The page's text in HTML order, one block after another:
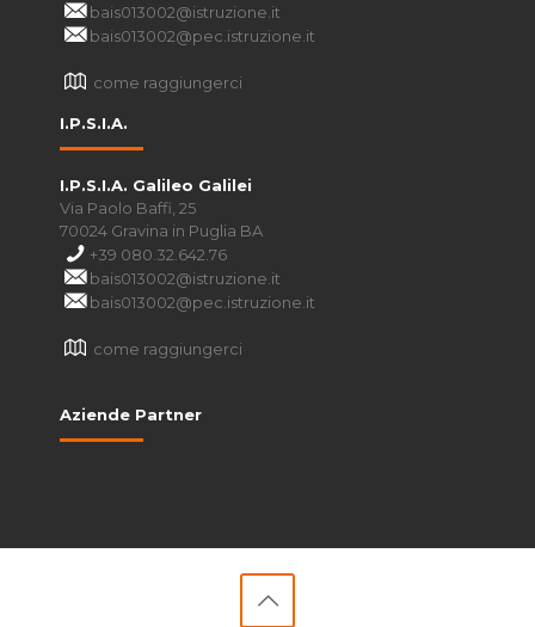
bais013002@istruzione.it
bais013002@pec.istruzione.it
come raggiungerci
I.P.S.I.A.
I.P.S.I.A. Galileo Galilei
Via Paolo Baffi, 25
70024 Gravina in Puglia BA
+39 080.32.642.76
bais013002@istruzione.it
bais013002@pec.istruzione.it
come raggiungerci
Aziende Partner